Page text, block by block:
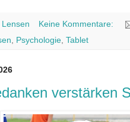
Keine Kommentare:
, Psychologie, Tablet
verstärken